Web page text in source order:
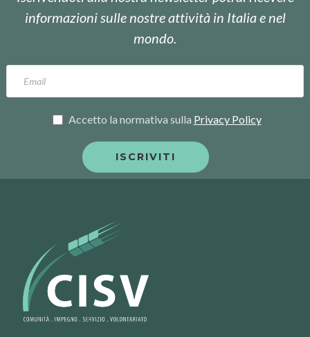
informazioni sulle nostre attività in Italia e nel
mondo.
Accetto la normativa sulla Privacy Policy